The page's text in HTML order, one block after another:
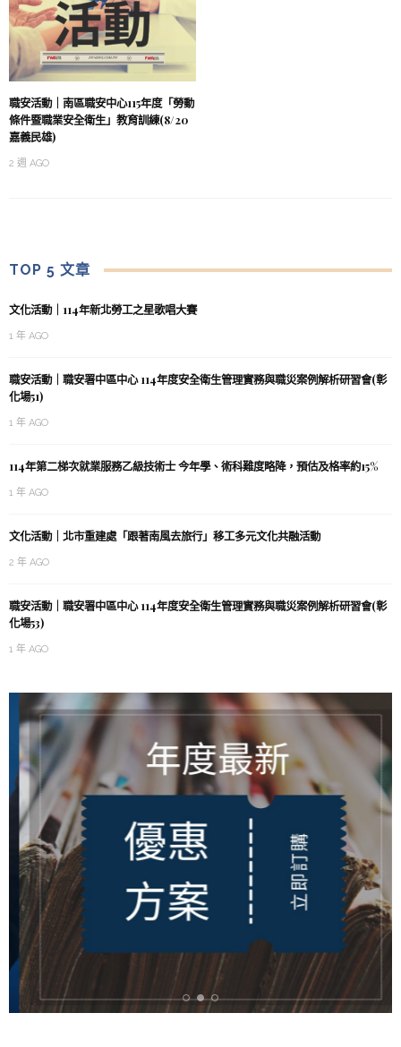
職安活動｜南區職安中心115年度「勞動
條件暨職業安全衛生」教育訓練(8/20
嘉義民雄)
2 週 AGO
TOP 5 文章
文化活動｜114年新北勞工之星歌唱大賽
1 年 AGO
職安活動｜職安署中區中心 114年度安全衛生管理實務與職災案例解析研習會(彰
化場51)
1 年 AGO
114年第二梯次就業服務乙級技術士 今年學、術科難度略降，預估及格率約15%
1 年 AGO
文化活動｜北市重建處「跟著南風去旅行」移工多元文化共融活動
2 年 AGO
職安活動｜職安署中區中心 114年度安全衛生管理實務與職災案例解析研習會(彰
化場53)
1 年 AGO